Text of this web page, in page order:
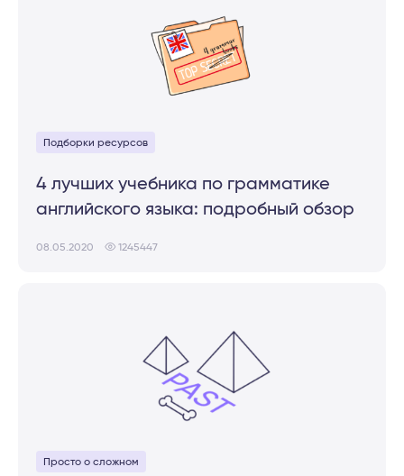
Подборки ресурсов
4 лучших учебника по грамматике
английского языка: подробный обзор
08.05.2020 1245447
Просто о сложном